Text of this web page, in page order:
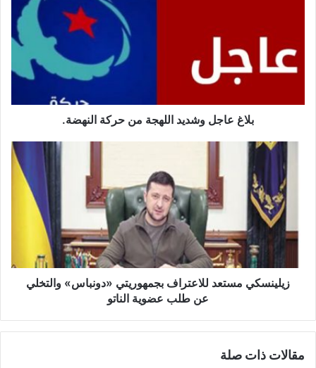
حركة
النهضة.
بلاغ عاجل وشديد اللهجة من حركة النهضة.
زيلينسكي
مستعد
للاعتراف
بجمهوريتي
«دونباس»
والتخلي
عن
عضوية
الناتوزيلينسكي مستعد للاعتراف بجمهوريتي «دونباس» والتخلي
عن طلب عضوية الناتو
مقالات ذات صلة